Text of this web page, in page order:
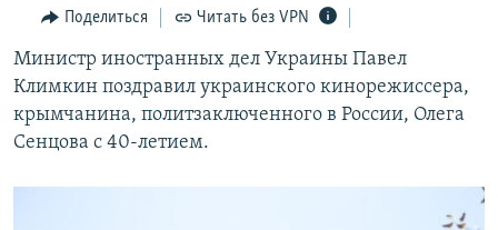
навигации
Вернутся
поиску
11 ЛЕТ ОККУПАЦИИ КРЫМА. 11 ИСТОРИЙ СОПРОТИВЛЕНИЯ
ЕЩЕ
ИНТЕРАКТИВ
ИНФОГРАФИКА
ТЕЛЕПРОЕКТ КРЫМ.РЕАЛИИ
РАДІО СВОБОДА
КАК ОБОЙТИ БЛОКИРОВКУ
Українською
Поделиться Читать без VPN
Министр иностранных дел Украины Павел
Климкин поздравил украинского кинорежиссера,
крымчанина, политзаключенного в России, Олега
Сенцова с 40-летием.